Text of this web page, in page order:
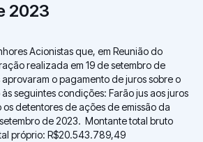
2023
Acionistas que, em Reunião do
realizada em 19 de setembro de
o pagamento de juros sobre o
seguintes condições: Farão jus aos juros
detentores de ações de emissão da
de 2023. Montante total bruto
próprio: R$20.543.789,49